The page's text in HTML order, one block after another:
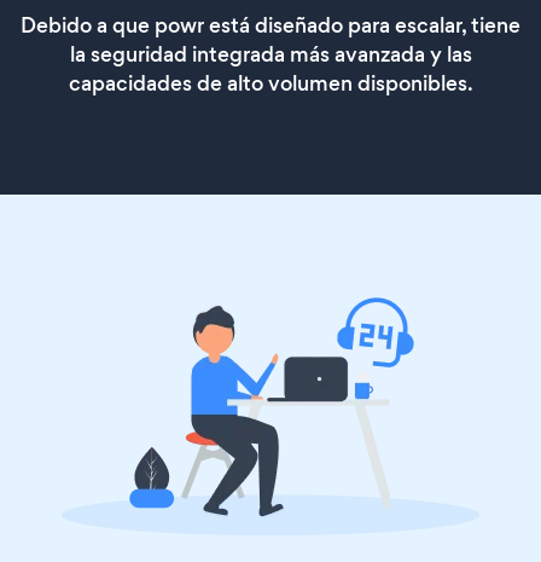
Debido a que powr está diseñado para escalar, tiene
la seguridad integrada más avanzada y las
capacidades de alto volumen disponibles.